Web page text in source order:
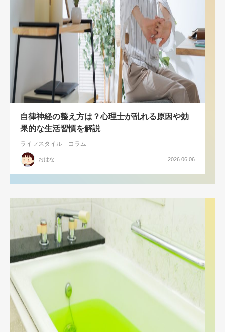
自律神経の整え方は？心理士が乱れる原因や効
果的な生活習慣を解説
ライフスタイル コラム
おはな 2026.06.06